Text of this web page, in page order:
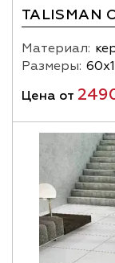
TALISMAN
Материал:
Размеры:
Цена от